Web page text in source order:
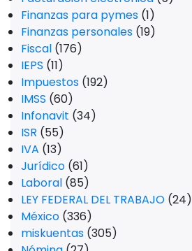
Finanzas para pymes (1)
Finanzas personales (19)
Fiscal (176)
IEPS (11)
Impuestos (192)
IMSS (60)
Infonavit (34)
ISR (55)
IVA (13)
Jurídico (61)
Laboral (85)
LEY FEDERAL DEL TRABAJO (24)
México (336)
miskuentas (305)